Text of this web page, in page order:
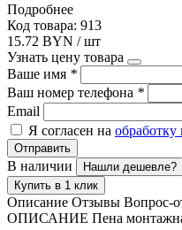
Подробнее
Код товара: 913
15.72 BYN / шт
Узнать цену товара
Ваше имя *
Ваш номер телефона *
Email
Я согласен на
Отправить
В наличии
Нашли дешевле?
Купить в 1 клик
Описание Отзывы Вопрос-
ОПИСАНИЕ Пена монтажная